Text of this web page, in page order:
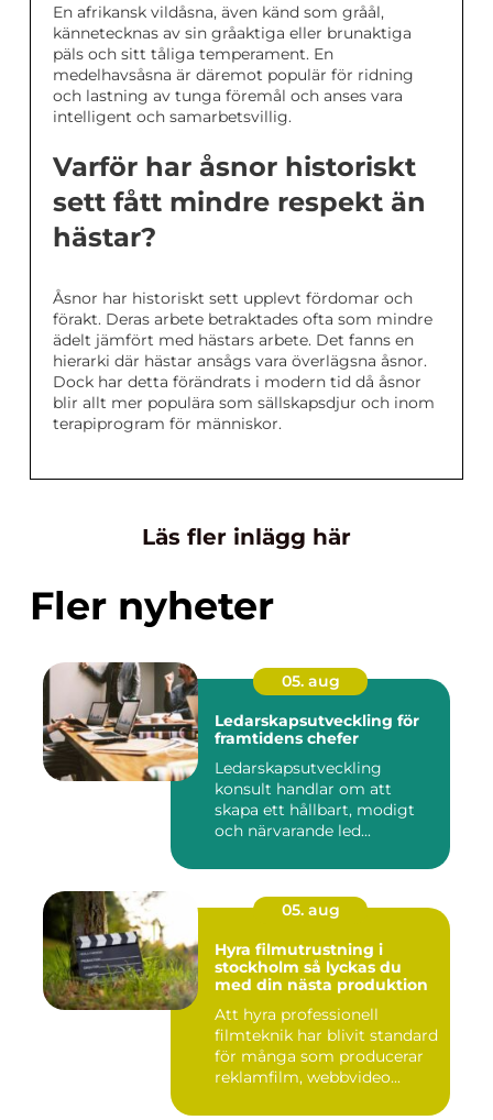
En afrikansk vildåsna, även känd som gråål,
kännetecknas av sin gråaktiga eller brunaktiga
päls och sitt tåliga temperament. En
medelhavsåsna är däremot populär för ridning
och lastning av tunga föremål och anses vara
intelligent och samarbetsvillig.
Varför har åsnor historiskt
sett fått mindre respekt än
hästar?
Åsnor har historiskt sett upplevt fördomar och
förakt. Deras arbete betraktades ofta som mindre
ädelt jämfört med hästars arbete. Det fanns en
hierarki där hästar ansågs vara överlägsna åsnor.
Dock har detta förändrats i modern tid då åsnor
blir allt mer populära som sällskapsdjur och inom
terapiprogram för människor.
Läs fler inlägg här
Fler nyheter
05. aug
Ledarskapsutveckling för
framtidens chefer
Ledarskapsutveckling
konsult handlar om att
skapa ett hållbart, modigt
och närvarande led...
05. aug
Hyra filmutrustning i
stockholm så lyckas du
med din nästa produktion
Att hyra professionell
filmteknik har blivit standard
för många som producerar
reklamfilm, webbvideo...